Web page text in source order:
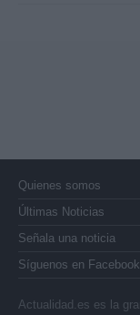
Quienes somos
Últimas Noticias
Señala una noticia
Síguenos en Facebook
Actualidad.es es la